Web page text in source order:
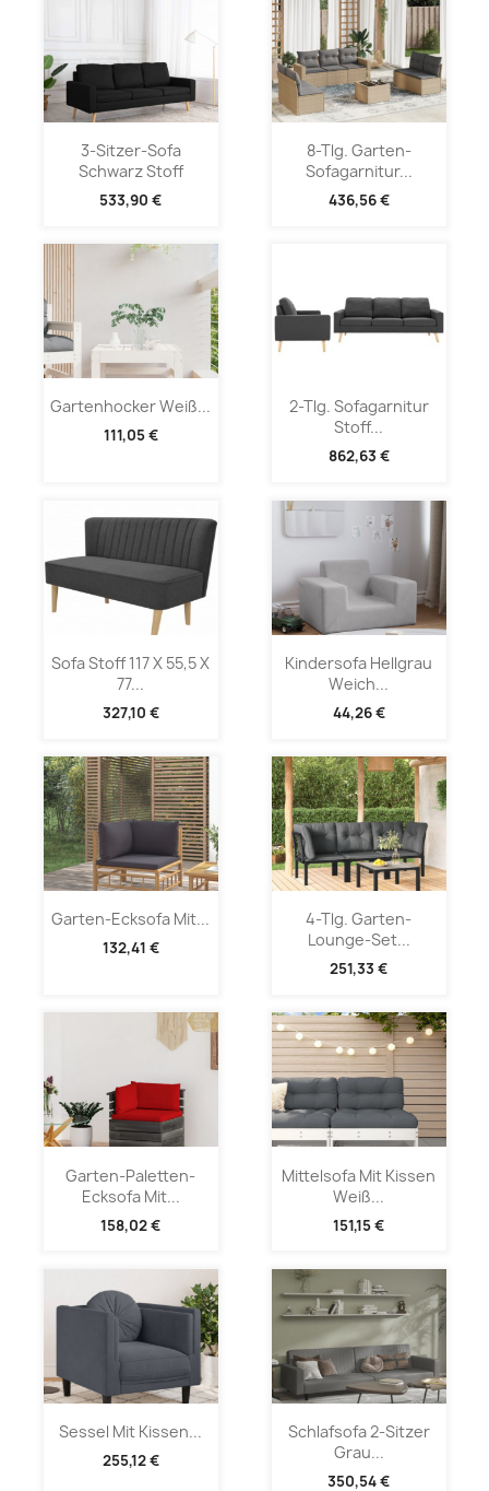
3-Sitzer-Sofa
Schwarz Stoff
533,90 €
8-Tlg. Garten-
Sofagarnitur...
436,56 €
Gartenhocker Weiß...
111,05 €
2-Tlg. Sofagarnitur
Stoff...
862,63 €
Sofa Stoff 117 X 55,5 X
77...
327,10 €
Kindersofa Hellgrau
Weich...
44,26 €
Garten-Ecksofa Mit...
132,41 €
4-Tlg. Garten-
Lounge-Set...
251,33 €
Garten-Paletten-
Ecksofa Mit...
158,02 €
Mittelsofa Mit Kissen
Weiß...
151,15 €
Sessel Mit Kissen...
255,12 €
Schlafsofa 2-Sitzer
Grau...
350,54 €